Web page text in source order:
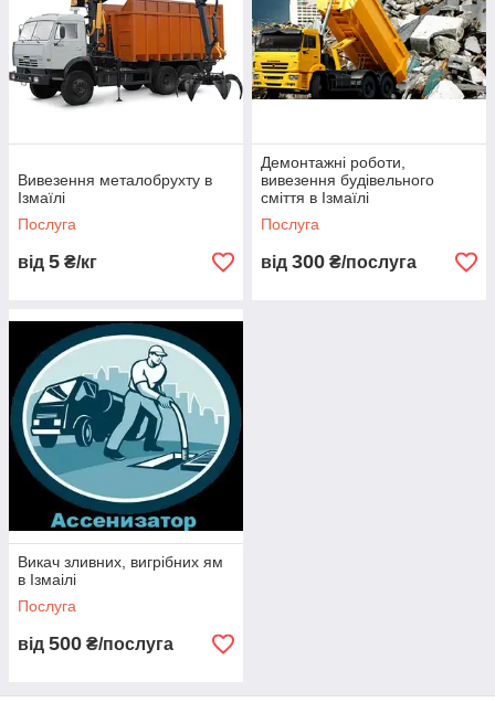
Ви телефонуйте нам або залишаєте Узгоджуємо всі
деталі і Вантажна машина у Вас в
обумовлені дату і час
Вивезення металобрухту в
Ізмаїлі
Послуга
від 5 ₴/кг
Демонтажні роботи,
вивезення будівельного
сміття в Ізмаїлі
Послуга
від 300 ₴/послуга
Викач зливних, вигрібних ям
в Ізмаілі
Послуга
від 500 ₴/послуга